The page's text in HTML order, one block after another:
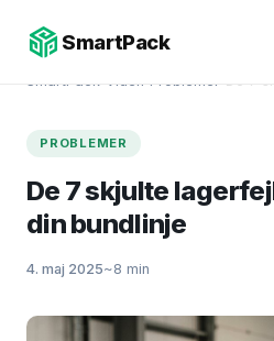
SmartPack
SmartPack Viden Problemer De 7
PROBLEMER
De 7 skjulte
din bundlinje
4. maj 2025~8 min